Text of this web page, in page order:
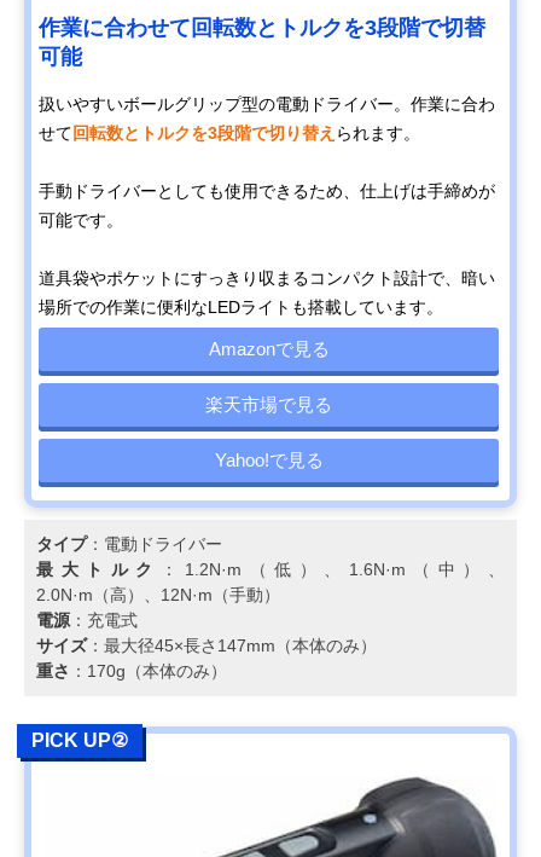
Amazonで見る
HiKOKI(ハイコー
）
作業内容に合わせ
ドリルドライバ
マキタ(Makita) 充
ライバ
プロの現場でも使
久性と信頼性
キ) コードレスイ
ンパクトドライバ
FWH18DA（2BG
やすいコンパクト
ヘッド
バー
Amazonで見る
京セラ(Kyocera)
インパクトドライ
バー CID-1130
バッテリー切れを
連続使用が可能
インパクトドラ
電式ペンドライバ
ドリル TD022D
インパクト機能を
搭載、コンパクト
なペン型ボディ
作業に合わせて回転数とトルクを3段階で切替
可能
扱いやすいボールグリップ型の電動ドライバー。作業に合わ
せて回転数とトルクを3段階で切り替え られます。
手動ドライバーとしても使用できるため、仕上げは手締めが
可能です。
道具袋やポケットにすっきり収まるコンパクト設計で、暗い
場所での作業に便利なLEDライトも搭載しています。
Amazonで見る
楽天市場で見る
Yahoo!で見る
タイプ：電動ドライバー
最大トルク
：1.2N·m（低）、1.6N·m（中）、
2.0N·m（高）、12N·m（手動）
電源 ：充電式
サイズ：最大径45×長さ147mm（本体のみ）
重さ ：170g（本体のみ）
PICK UP②